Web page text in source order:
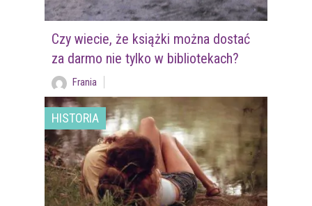
Czy wiecie, że książki można dostać
za darmo nie tylko w bibliotekach?
Frania
HISTORIA